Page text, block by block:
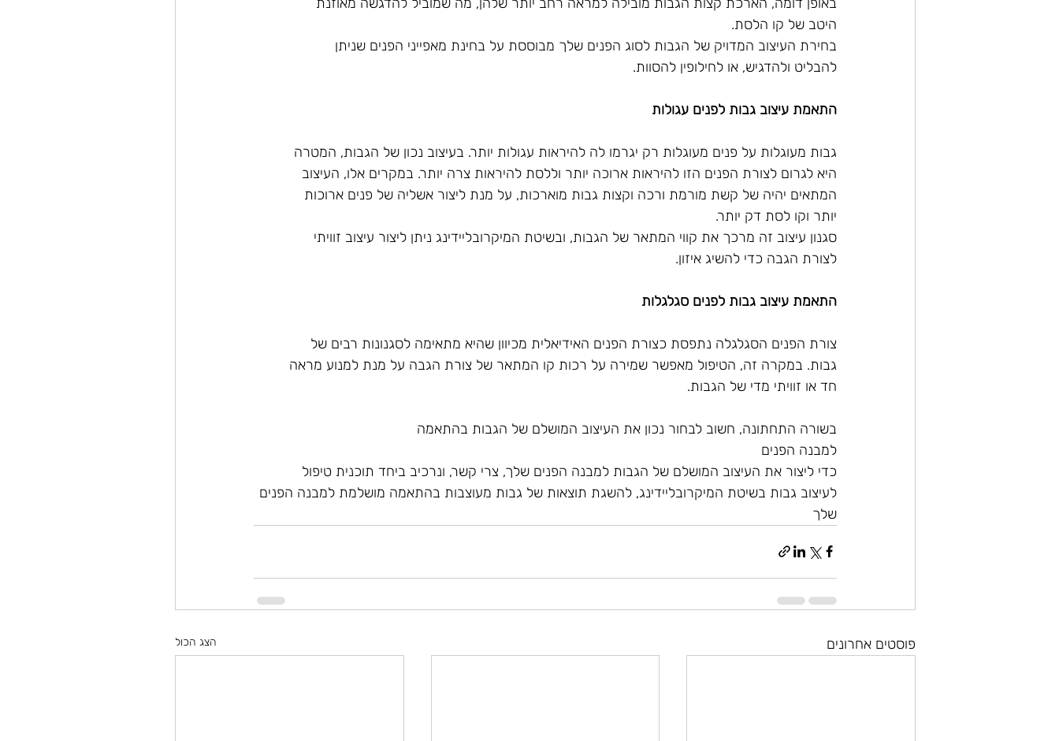
היטב של קו הלסת.
בחירת העיצוב המדויק של הגבות לסוג הפנים שלך מבוססת על בחינת מאפייני הפנים שניתן
להבליט ולהדגיש, או לחילופין להסוות.
התאמת עיצוב גבות לפנים עגולות
גבות מעוגלות על פנים מעוגלות רק יגרמו לה להיראות עגולות יותר. בעיצוב נכון של הגבות, המטרה
היא לגרום לצורת הפנים הזו להיראות ארוכה יותר וללסת להיראות צרה יותר. במקרים אלו, העיצוב
המתאים יהיה של קשת מורמת ורכה וקצות גבות מוארכות, על מנת ליצור אשליה של פנים ארוכות
יותר וקו לסת דק יותר.
סגנון עיצוב זה מרכך את קווי המתאר של הגבות, ובשיטת המיקרובליידינג ניתן ליצור עיצוב זוויתי
לצורת הגבה כדי להשיג איזון.
התאמת עיצוב גבות לפנים סגלגלות
צורת הפנים הסגלגלה נתפסת כצורת הפנים האידיאלית מכיוון שהיא מתאימה לסגנונות רבים של
גבות. במקרה זה, הטיפול מאפשר שמירה על רכות קו המתאר של צורת הגבה על מנת למנוע מראה
חד או זוויתי מדי של הגבות.
בשורה התחתונה, חשוב לבחור נכון את העיצוב המושלם של הגבות בהתאמה
למבנה הפנים
כדי ליצור את העיצוב המושלם של הגבות למבנה הפנים שלך, צרי קשר, ונרכיב ביחד תוכנית טיפול
לעיצוב גבות בשיטת המיקרובליידינג, להשגת תוצאות של גבות מעוצבות בהתאמה מושלמת למבנה הפנים
שלך
פוסטים אחרונים הצג הכול